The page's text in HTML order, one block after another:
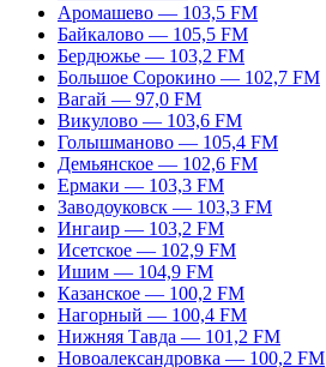
Аромашево — 103,5 FM
Байкалово — 105,5 FM
Бердюжье — 103,2 FM
Большое Сорокино — 102,7 FM
Вагай — 97,0 FM
Викулово — 103,6 FM
Голышманово — 105,4 FM
Демьянское — 102,6 FM
Ермаки — 103,3 FM
Заводоуковск — 103,3 FM
Ингаир — 103,2 FM
Исетское — 102,9 FM
Ишим — 104,9 FM
Казанское — 100,2 FM
Нагорный — 100,4 FM
Нижняя Тавда — 101,2 FM
Новоалександровка — 100,2 FM